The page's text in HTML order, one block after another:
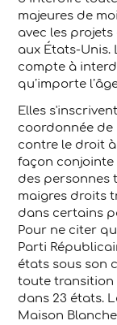
majeures de
avec les
aux États-Unis.
compte à
qu’importe
Elles
coordonnée de
contre le droit
façon
des personnes
maigres droits
dans certains
Pour ne citer
Parti
états sous son
toute transition
dans 23 états.
Maison